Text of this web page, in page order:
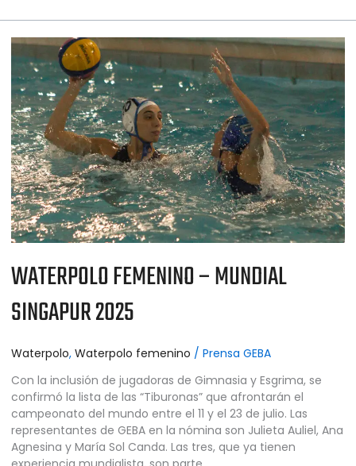
WATERPOLO FEMENINO – MUNDIAL
SINGAPUR 2025
Waterpolo, Waterpolo femenino / Prensa GEBA
Con la inclusión de jugadoras de Gimnasia y Esgrima, se
confirmó la lista de las “Tiburonas” que afrontarán el
campeonato del mundo entre el 11 y el 23 de julio. Las
representantes de GEBA en la nómina son Julieta Auliel, Ana
Agnesina y María Sol Canda. Las tres, que ya tienen
WATERPOLO
FEMENINO
–
MUNDIAL
SINGAPUR
2025